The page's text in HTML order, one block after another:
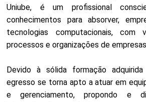
Uniube, é um profissional
conhecimentos para absorver,
tecnologias computacionais, com
processos e organizações de
Devido à sólida formação
egresso se torna apto a atuar em
e gerenciamento, propondo e